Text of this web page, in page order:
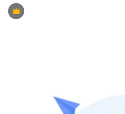
Premium